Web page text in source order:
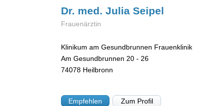
Dr. med. JuliaSeipel
Frauenärztin
Klinikum am Gesundbrunnen Frauenklinik
Am Gesundbrunnen 20 - 26
74078 Heilbronn
Empfehlen Zum Profil